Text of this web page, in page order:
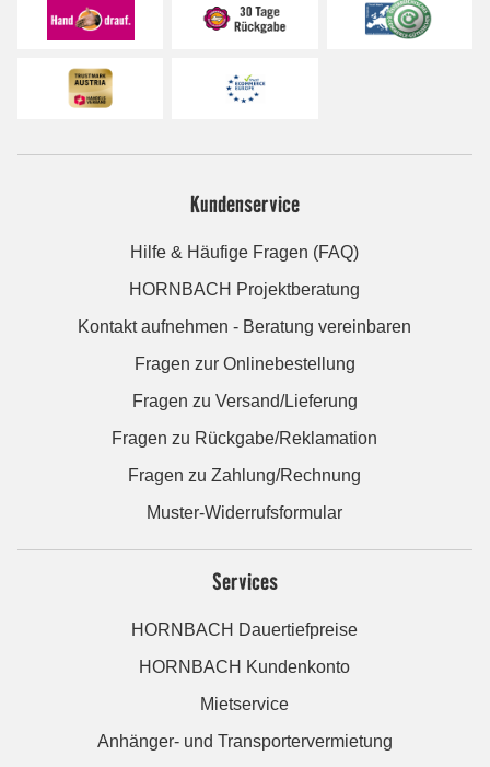
Kundenservice
Hilfe & Häufige Fragen (FAQ)
HORNBACH Projektberatung
Kontakt aufnehmen - Beratung vereinbaren
Fragen zur Onlinebestellung
Fragen zu Versand/Lieferung
Fragen zu Rückgabe/Reklamation
Fragen zu Zahlung/Rechnung
Muster-Widerrufsformular
Services
HORNBACH Dauertiefpreise
HORNBACH Kundenkonto
Mietservice
Anhänger- und Transportervermietung